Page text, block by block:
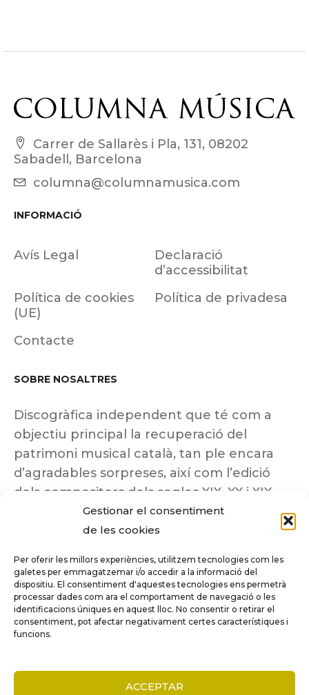
Gestionar el consentiment
de les cookies
Per oferir les millors experiències, utilitzem tecnologies com les
galetes per emmagatzemar i/o accedir a la informació del
dispositiu. El consentiment d'aquestes tecnologies ens permetrà
processar dades com ara el comportament de navegació o les
identificacions úniques en aquest lloc. No consentir o retirar el
consentiment, pot afectar negativament certes característiques i
funcions.
ACCEPTAR
Carrer de Sallarès i Pla, 131, 08202
Sabadell, Barcelona
columna@columnamusica.com
INFORMACIÓ
Avís Legal
Declaració
d’accessibilitat
Política de cookies
(UE)
Política de privadesa
Contacte
SOBRE NOSALTRES
Discogràfica independent que té com a
objectiu principal la recuperació del
patrimoni musical català, tan ple encara
d’agradables sorpreses, així com l’edició
dels compositors dels segles XIX, XX i XIX
insuficientment coneguts.
Tots els drets reservats a ©Columna
Música.
COMPARE (0)